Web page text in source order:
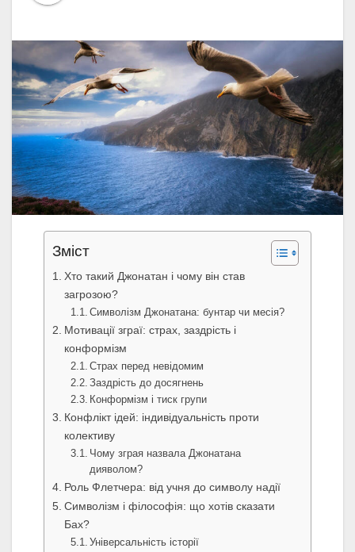
Зміст
Хто такий Джонатан і чому він став
загрозою?
Символізм Джонатана: бунтар чи месія?
Мотивації зграї: страх, заздрість і
конформізм
Страх перед невідомим
Заздрість до досягнень
Конформізм і тиск групи
Конфлікт ідей: індивідуальність проти
колективу
Чому зграя назвала Джонатана
дияволом?
Роль Флетчера: від учня до символу надії
Символізм і філософія: що хотів сказати
Бах?
Універсальність історії